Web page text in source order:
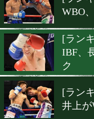
▶ 新着 KO KiNG
[ラ
[ラ